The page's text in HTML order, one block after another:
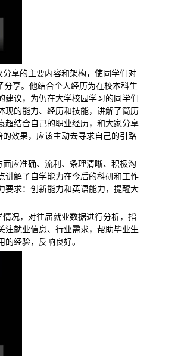
享的主要内容和架构，使同学们对
分享。他结合个人经历为在校本科生
议，为仍在大学校园学习的同学们
现的能力、经历和技能，讲解了简历
超结合自己的职业经历，和大家分享
效果，应该主动去寻求自己的引路
应准确、流利、条理清晰、积极沟
讲解了自学能力在今后的科研和工作
要求：创新能力和英语能力，提醒大
况，对往届就业数据进行分析，指
注就业信息、行业需求，帮助毕业生
经验，反响良好。